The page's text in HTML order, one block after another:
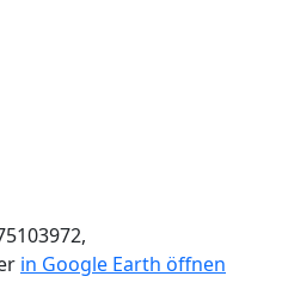
in Google Earth öffnen